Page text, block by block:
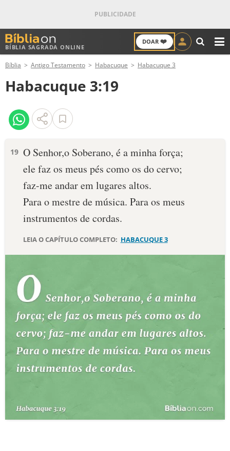
BÍBLIA SAGRADA ONLINE
DOAR ❤️
ANTIGO TESTAMENTO
NOVO TESTAMENTO
VERSÍCULOS
PALAVRA DO DIA
SALMO DO DIA
DEVOCIONAL DIÁRIO
ESTUDOS BÍBLICOS
ESBOÇOS DE PREGAÇÃO
PERGUNTE À BÍBLIA IA
QUEM SOMOS
Bíblia Antigo Testamento Habacuque Habacuque 3
Habacuque 3:19
19 O Senhor,o Soberano, é a minha força;
ele faz os meus pés como os do cervo;
faz-me andar em lugares altos.
Para o mestre de música. Para os meus
instrumentos de cordas.
LEIA O CAPÍTULO COMPLETO: HABACUQUE 3